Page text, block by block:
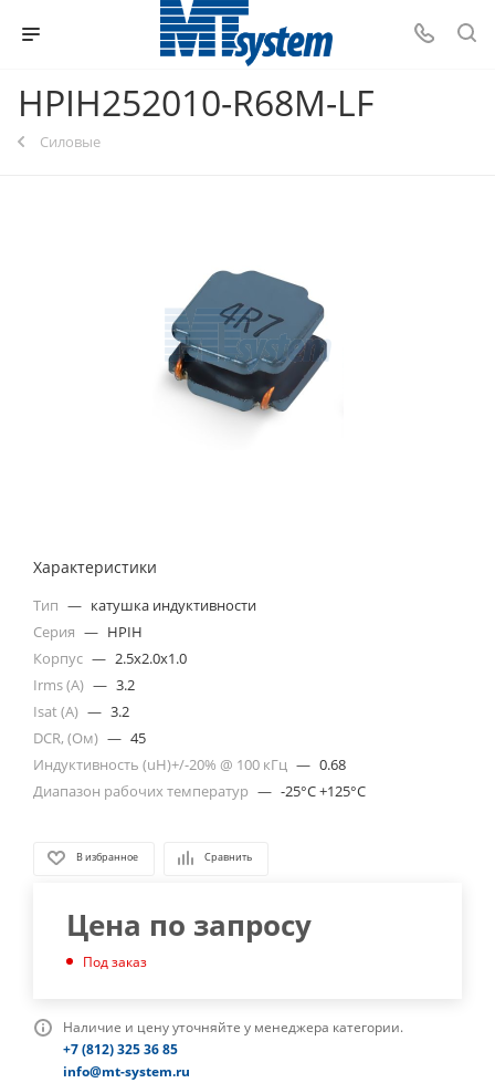
HPIH252010-R68M-LF
Силовые
Характеристики
Тип — катушка индуктивности
Серия — HPIH
Корпус — 2.5x2.0x1.0
Irms (A) — 3.2
Isat (A) — 3.2
DCR, (Ом) — 45
Индуктивность (uH)+/-20% @ 100 кГц — 0.68
Диапазон рабочих температур — -25°C +125°C
В избранное Сравнить
Цена по запросу
Под заказ
Наличие и цену уточняйте у менеджера категории.
+7 (812) 325 36 85
info@mt-system.ru